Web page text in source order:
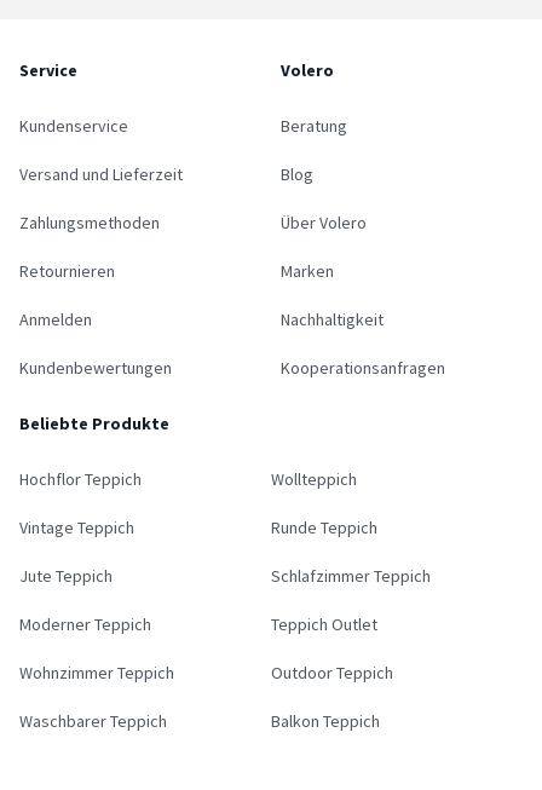
Service
Kundenservice
Versand und Lieferzeit
Zahlungsmethoden
Retournieren
Anmelden
Kundenbewertungen
Volero
Beratung
Blog
Über Volero
Marken
Nachhaltigkeit
Kooperationsanfragen
Beliebte Produkte
Hochflor Teppich Wollteppich
Vintage Teppich Runde Teppich
Jute Teppich Schlafzimmer Teppich
Moderner Teppich Teppich Outlet
Wohnzimmer Teppich Outdoor Teppich
Waschbarer Teppich Balkon Teppich